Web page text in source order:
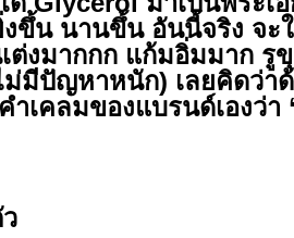
งขึ้น นานขึ้น อันนี้จริง จ
ต่งมากกก แก้มอิ่มมาก
ไม่มีปัญหาหนัก) เลยคิดว่า
ำเคลมของแบรนด์เองว่า